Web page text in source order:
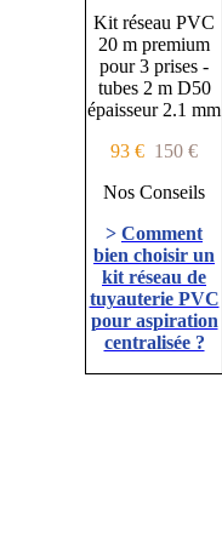
Kit réseau PVC
20 m premium
pour 3 prises -
tubes 2 m D50
épaisseur 2.1 mm
93 € 150 €
Nos Conseils
> Comment
bien choisir un
kit réseau de
tuyauterie PVC
pour aspiration
centralisée ?